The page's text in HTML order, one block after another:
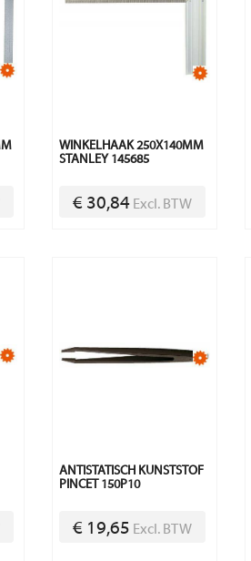
WINKELHAAK 250X140MM
STANLEY 145685
€ 30,84 Excl. BTW
ANTISTATISCH KUNSTSTOF
PINCET 150P10
€ 19,65 Excl. BTW